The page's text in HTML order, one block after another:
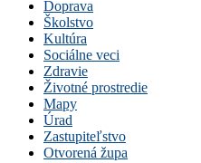
Doprava
Školstvo
Kultúra
Sociálne veci
Zdravie
Životné prostredie
Mapy
Úrad
Zastupiteľstvo
Otvorená župa